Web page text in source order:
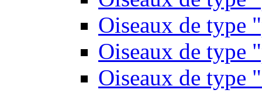
Oiseaux de type
Oiseaux de type
Oiseaux de type